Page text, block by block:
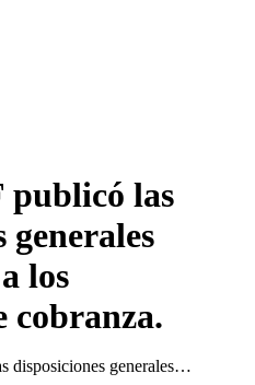
publicó las
generales
los
cobranza.
disposiciones generales…